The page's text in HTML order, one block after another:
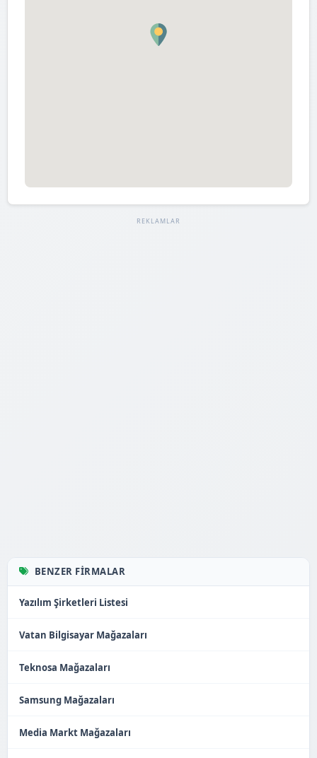
REKLAMLAR
BENZER FIRMALAR
Yazılım Şirketleri Listesi
Vatan Bilgisayar Mağazaları
Teknosa Mağazaları
Samsung Mağazaları
Media Markt Mağazaları